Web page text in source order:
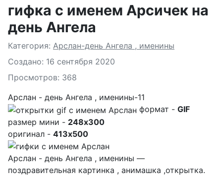
гифка с именем Арсичек на
день Ангела
Подробности
Категория: Арслан-день Ангела , именины
Создано: 16 сентября 2020
Просмотров: 368
Арслан - день Ангела , именины-11
формат - GIF
размер мини - 248x300
оригинал - 413x500
Арслан - день Ангела , именины —
поздравительная картинка , анимашка ,открытка.